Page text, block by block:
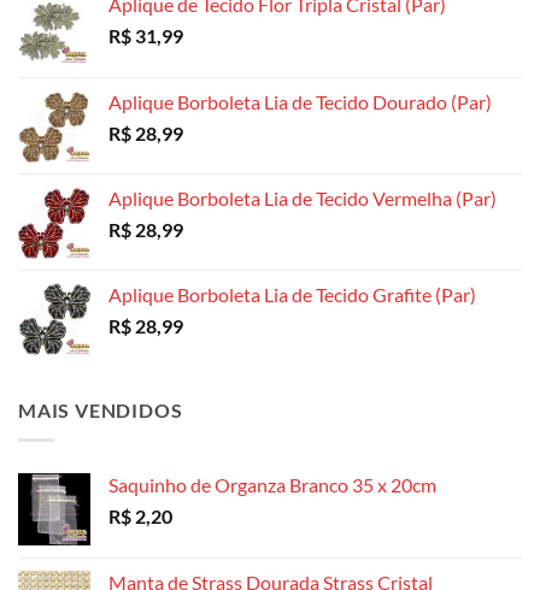
na
página
na
página
R$ 31,99
Aplique Borboleta Lia de Tecido Dourado (Par)
R$ 28,99
Aplique Borboleta Lia de Tecido Vermelha (Par)
R$ 28,99
Aplique Borboleta Lia de Tecido Grafite (Par)
R$ 28,99
MAIS VENDIDOS
Saquinho de Organza Branco 35 x 20cm
R$ 2,20
Manta de Strass Dourada Strass Cristal